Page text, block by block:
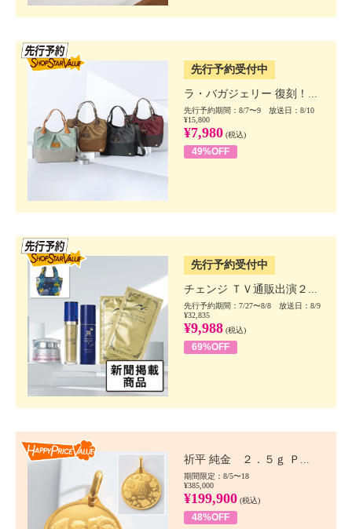
先行予約受付中
ラ・バガジェリー 復刻！...
先行予約期間：8/7〜9 放送日：8/10
¥15,800
¥7,980 (税込)
49%OFF
先行予約受付中
チェンジ ＴＶ通販出演２...
先行予約期間：7/27〜8/8 放送日：8/9
¥32,835
¥9,988 (税込)
69%OFF
祈平 純金 ２．５ｇ Ｐ...
期間限定：8/5〜18
¥385,000
¥199,900 (税込)
48%OFF